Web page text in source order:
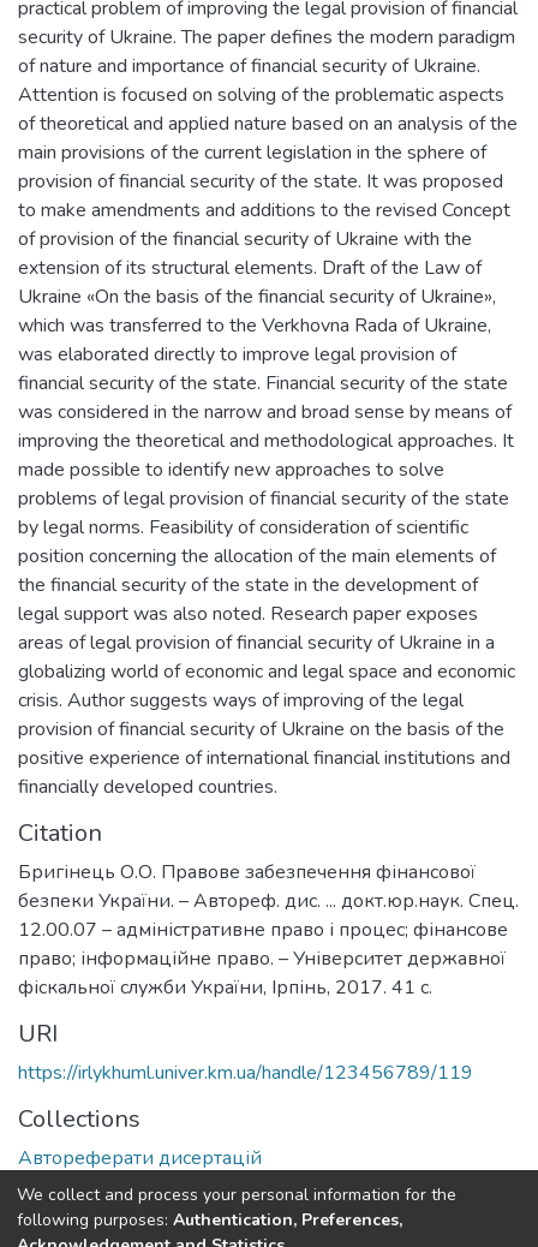
practical problem of improving the legal provision of financial
security of Ukraine. The paper defines the modern paradigm
of nature and importance of financial security of Ukraine.
Attention is focused on solving of the problematic aspects
of theoretical and applied nature based on an analysis of the
main provisions of the current legislation in the sphere of
provision of financial security of the state. It was proposed
to make amendments and additions to the revised Concept
of provision of the financial security of Ukraine with the
extension of its structural elements. Draft of the Law of
Ukraine «On the basis of the financial security of Ukraine»,
which was transferred to the Verkhovna Rada of Ukraine,
was elaborated directly to improve legal provision of
financial security of the state. Financial security of the state
was considered in the narrow and broad sense by means of
improving the theoretical and methodological approaches. It
made possible to identify new approaches to solve
problems of legal provision of financial security of the state
by legal norms. Feasibility of consideration of scientific
position concerning the allocation of the main elements of
the financial security of the state in the development of
legal support was also noted. Research paper exposes
areas of legal provision of financial security of Ukraine in a
globalizing world of economic and legal space and economic
crisis. Author suggests ways of improving of the legal
provision of financial security of Ukraine on the basis of the
positive experience of international financial institutions and
financially developed countries.
Citation
Бригінець О.О. Правове забезпечення фінансової
безпеки України. – Автореф. дис. ... докт.юр.наук. Спец.
12.00.07 – адміністративне право і процес; фінансове
право; інформаційне право. – Університет державної
фіскальної служби України, Ірпінь, 2017. 41 с.
URI
https://irlykhuml.univer.km.ua/handle/123456789/119
Collections
Автореферати дисертацій
Full item page
We collect and process your personal information for the
following purposes: Authentication, Preferences,